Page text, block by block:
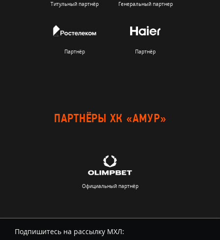
Титульный партнёр Генеральный партнер
Партнёр Партнёр
ПАРТНЁРЫ ХК «АМУР»
Официальный партнёр
Подпишитесь на рассылку МХЛ: